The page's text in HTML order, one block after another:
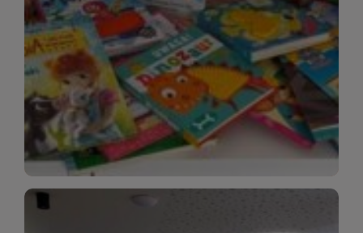
do częstych odwiedzin – nowości pojawiają się
niemal każdego tygodnia! Dzięki tej zakładce
zawsze będziesz wiedzieć, co warto przeczytać
jako pierwsze.
WIĘCEJ